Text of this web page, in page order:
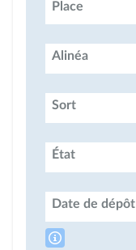
Place
Alinéa
Sort
État
Date de dépôt